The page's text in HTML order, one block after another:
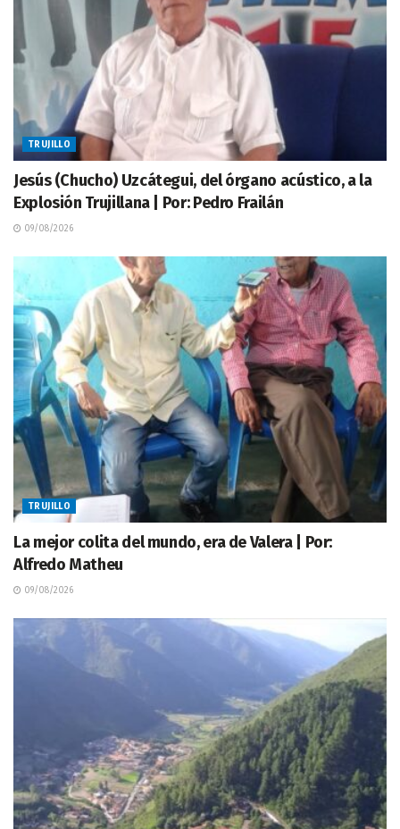
TRUJILLO
Jesús (Chucho) Uzcátegui, del órgano acústico, a la
Explosión Trujillana | Por: Pedro Frailán
09/08/2026
TRUJILLO
La mejor colita del mundo, era de Valera | Por:
Alfredo Matheu
09/08/2026